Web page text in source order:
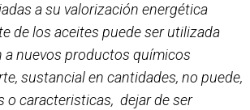
a su valorización energética
de los aceites puede ser utilizada
a nuevos productos químicos
sustancial en cantidades, no puede,
o caracteristicas, dejar de ser